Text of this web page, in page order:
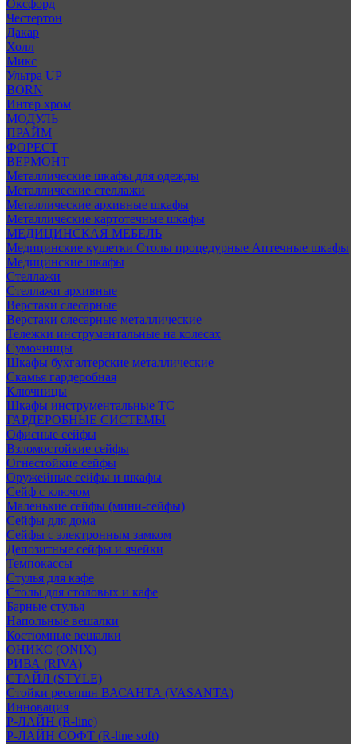
Оксфорд
Честертон
Дакар
Холл
Микс
Ультра UP
BORN
Интер хром
МОДУЛЬ
ПРАЙМ
ФОРЕСТ
ВЕРМОНТ
Металлические шкафы для одежды
Металлические стеллажи
Металлические архивные шкафы
Металлические картотечные шкафы
МЕДИЦИНСКАЯ МЕБЕЛЬ
Медицинские кушетки Столы процедурные Аптечные шкафы
Медицинские шкафы
Стеллажи
Стеллажи архивные
Верстаки слесарные
Верстаки слесарные металлические
Тележки инструментальные на колесах
Сумочницы
Шкафы бухгалтерские металлические
Скамья гардеробная
Ключницы
Шкафы инструментальные ТС
ГАРДЕРОБНЫЕ СИСТЕМЫ
Офисные сейфы
Взломостойкие сейфы
Огнестойкие сейфы
Оружейные сейфы и шкафы
Сейф с ключом
Маленькие сейфы (мини-сейфы)
Сейфы для дома
Сейфы с электронным замком
Депозитные сейфы и ячейки
Темпокассы
Стулья для кафе
Столы для столовых и кафе
Барные стулья
Напольные вешалки
Костюмные вешалки
ОНИКС (ONIX)
РИВА (RIVA)
СТАЙЛ (STYLE)
Стойки ресепшн ВАСАНТА (VASANTA)
Инновация
Р-ЛАЙН (R-line)
Р-ЛАЙН СОФТ (R-line soft)